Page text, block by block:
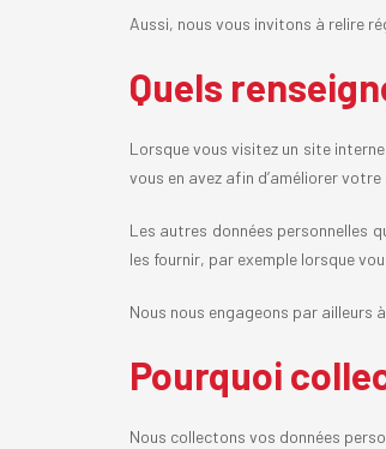
Aussi, nous vous invitons à relire
Quels
Lorsque vous visitez un site
vous en avez afin d’améliorer
Les autres données personnelles
les fournir, par exemple lorsque
Nous nous engageons par ailleurs
Pourquoi
Nous collectons vos données